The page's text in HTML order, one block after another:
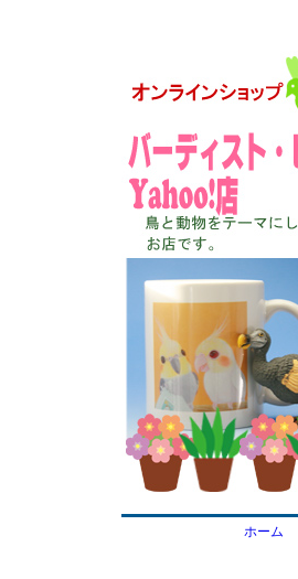
ホーム